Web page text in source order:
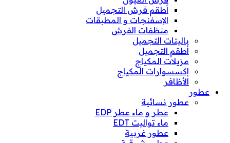
أطقم فرش التجميل
الإسفنجات و المطبقات
منظفات الفرش
باليتات التجميل
أطقم التجميل
مزيلات المكياج
إكسسوارات المكياج
الأظافر
عطور
عطور نسائية
عطر و ماء عطر EDP
ماء تواليت EDT
عطور غربية